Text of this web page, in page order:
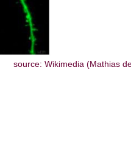
source: Wikimedia (Mathias